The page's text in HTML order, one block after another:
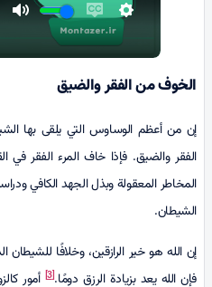
الخوف من الفقر والضيق
إن من أعظم الوساوس التي يلقى بها
الفقر والضيق. فإذا خاف المرء الفقر في
المخاطر المعقولة وبذل الجهد الكافي
الشيطان.
إن الله هو خير الرازقين، وخلافًا
فإن الله يعد بزيادة الرزق دومًا.[3]
أمور